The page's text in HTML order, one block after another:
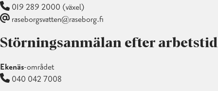
019 289 2000 (växel)
raseborgsvatten@raseborg.fi
Störningsanmälan efter arbetstid
Ekenäs-området
040 042 7008